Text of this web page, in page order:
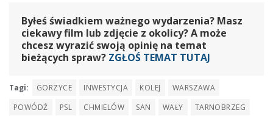
Byłeś świadkiem ważnego wydarzenia? Masz
ciekawy film lub zdjęcie z okolicy? A może
chcesz wyrazić swoją opinię na temat
bieżących spraw? ZGŁOŚ TEMAT TUTAJ
Tagi: GORZYCE INWESTYCJA KOLEJ
WARSZAWA
POWÓDŹ
PSL CHMIELÓW SAN WAŁY TARNOBRZEG